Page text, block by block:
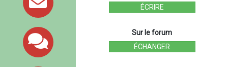
ÉCRIRE
Sur le forum
ÉCHANGER